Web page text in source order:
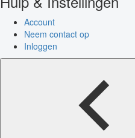
Account
Neem contact op
Inloggen